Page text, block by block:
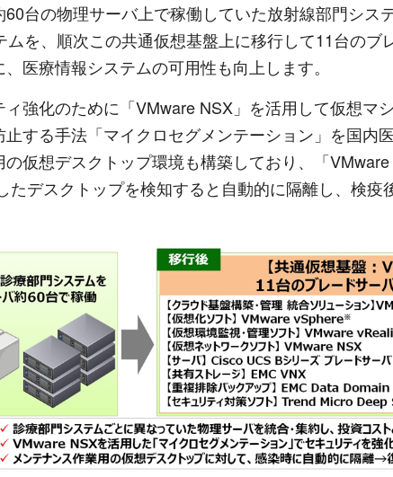
台の物理サーバ上で稼働していた放射線部門シ
を、順次この共通仮想基盤上に移行して11台の
医療情報システムの可用性も向上します。
強化のために「VMware NSX」を活用して仮想マ
する手法「マイクロセグメンテーション」を国内
仮想デスクトップ環境も構築しており、「
デスクトップを検知すると自動的に隔離し、検疫